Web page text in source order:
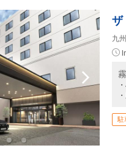
ザ
九州
駐